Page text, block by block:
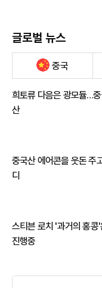
글로벌 뉴스
중국
희토류 다음은 광모듈…
산
중국산 에어콘을 웃돈 주
디
스티븐 로치 '과거의 홍
진행중